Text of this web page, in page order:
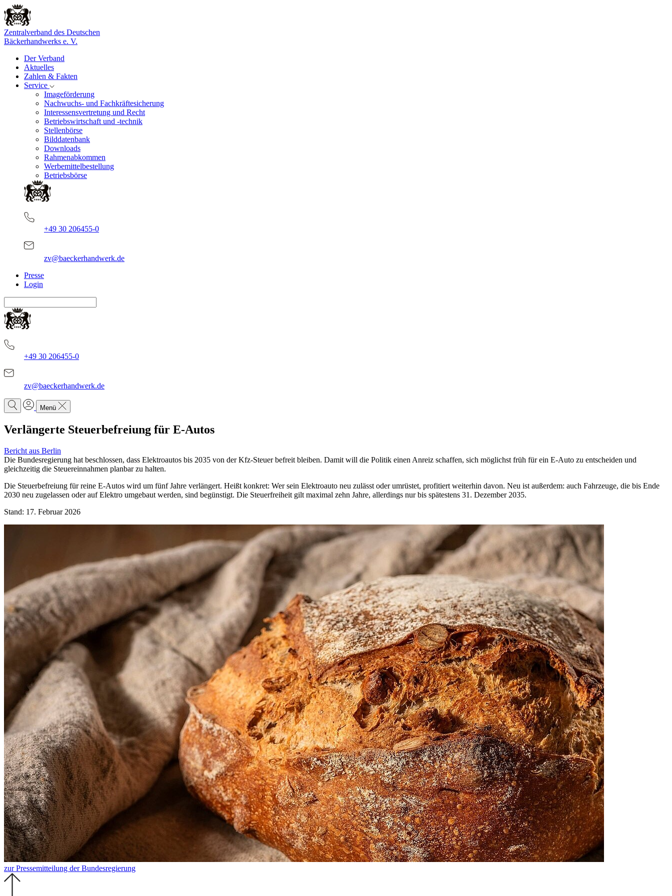
Zentralverband des Deutschen
Bäckerhandwerks e. V.
Der Verband
Aktuelles
Zahlen & Fakten
Service
Imageförderung
Nachwuchs- und Fachkräftesicherung
Interessensvertretung und Recht
Betriebswirtschaft und -technik
Stellenbörse
Bilddatenbank
Downloads
Rahmenabkommen
Werbemittelbestellung
Betriebsbörse
+49 30 206455-0
zv@baeckerhandwerk.de
Presse
Login
+49 30 206455-0
zv@baeckerhandwerk.de
Menü
Verlängerte Steuerbefreiung für E-Autos
Bericht aus Berlin
Die Bundesregierung hat beschlossen, dass Elektroautos bis 2035 von der Kfz-Steuer befreit bleiben. Damit will die Politik einen Anreiz schaffen, sich möglichst früh für ein E-Auto zu entscheiden und
gleichzeitig die Steuereinnahmen planbar zu halten.
Die Steuerbefreiung für reine E-Autos wird um fünf Jahre verlängert. Heißt konkret: Wer sein Elektroauto neu zulässt oder umrüstet, profitiert weiterhin davon. Neu ist außerdem: auch Fahrzeuge, die bis Ende
2030 neu zugelassen oder auf Elektro umgebaut werden, sind begünstigt. Die Steuerfreiheit gilt maximal zehn Jahre, allerdings nur bis spätestens 31. Dezember 2035.
Stand: 17. Februar 2026
zur Pressemitteilung der Bundesregierung